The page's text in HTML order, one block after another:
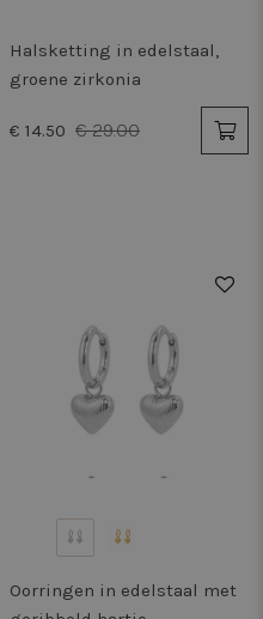
Halsketting in edelstaal,
groene zirkonia
€ 14.50 € 29.00
Oorringen in edelstaal met